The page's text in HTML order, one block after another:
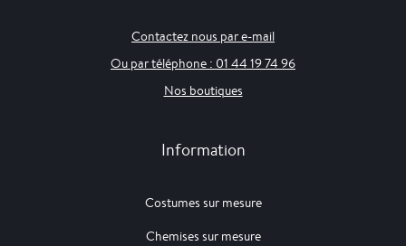
Contactez nous par e-mail
Ou par téléphone : 01 44 19 74 96
Nos boutiques
Information
Costumes sur mesure
Chemises sur mesure